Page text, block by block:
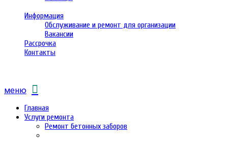
Информация
Обслуживание и ремонт для организации
Вакансии
Рассрочка
Контакты
меню
Главная
Услуги ремонта
Ремонт бетонных заборов